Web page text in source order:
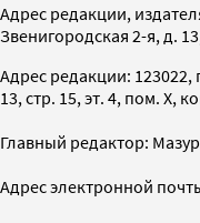
Адрес редакции,
Звенигородская 2-я, д.
Адрес редакции: 123022,
13, стр. 15, эт. 4, пом. X,
Главный редактор:
Адрес электронной